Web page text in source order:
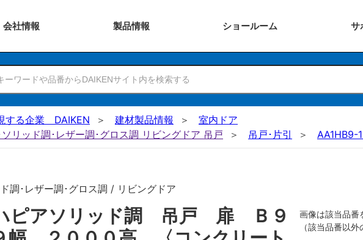
会社情報 製品情報 ショールーム サ
する企業 DAIKEN 建材製品情報
室内ドア
リッド調･レザー調･グロス調 リビングドア 吊戸
吊戸･片引 AA1HB9-
調･レザー調･グロス調 / リビングドア
ピアソリッド調 吊戸 扉 Ｂ９
画像は該当品番
（該当品番以